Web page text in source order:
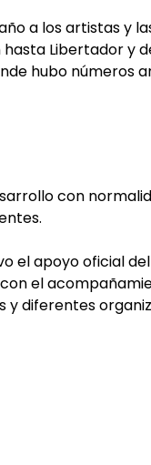
a los artistas y
Libertador y
hubo números
con
el apoyo oficial
el
y diferentes